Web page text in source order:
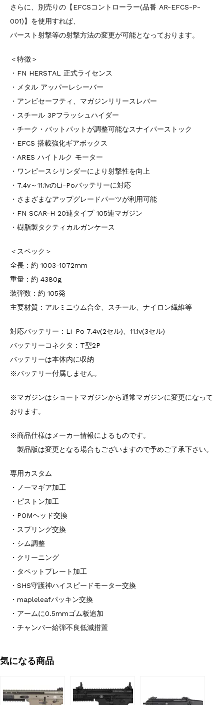
さらに、別売りの【EFCSコントローラー(品番 AR-EFCS-P-
001)】を使用すれば、
バースト射撃等の射撃方法の変更が可能となっております。
＜特徴＞
・FN HERSTAL 正式ライセンス
・メタル アッパーレシーバー
・アンビセーフティ、マガジンリリースレバー
・スチール 3Pフラッシュハイダー
・チーク・バットパットが調整可能なスナイパーストック
・EFCS 搭載強化ギアボックス
・ARES ハイトルク モーター
・ワンピースシリンダーにより射撃性を向上
・7.4v～11.1vのLi-Poバッテリーに対応
・さまざまなアップグレードパーツが利用可能
・FN SCAR-H 20連タイプ 105連マガジン
・樹脂製タクティカルガンケース
＜スペック＞
全長：約 1003-1072mm
重量：約 4380g
装弾数：約 105発
主要材質：アルミニウム合金、スチール、ナイロン繊維等
対応バッテリー：Li-Po 7.4v(2セル)、11.1v(3セル)
バッテリーコネクタ：T型2P
バッテリーは本体内に収納
※バッテリー付属しません。
※マガジンはショートマガジンから通常マガジンに変更になって
おります。
※商品仕様はメーカー情報によるものです。
製品版は変更となる場合もございますので予めご了承下さい。
専用カスタム
・ノーマギア加工
・ピストン加工
・POMヘッド交換
・スプリング交換
・シム調整
・クリーニング
・タペットプレート加工
・SHS守護神ハイスピードモーター交換
・mapleleafパッキン交換
・アームに0.5mmゴム板追加
・チャンバー給弾不良低減措置
気になる商品